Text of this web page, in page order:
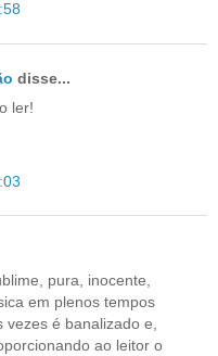
disse...
ler!
pura, inocente,
em plenos tempos
é banalizado e,
ao leitor o